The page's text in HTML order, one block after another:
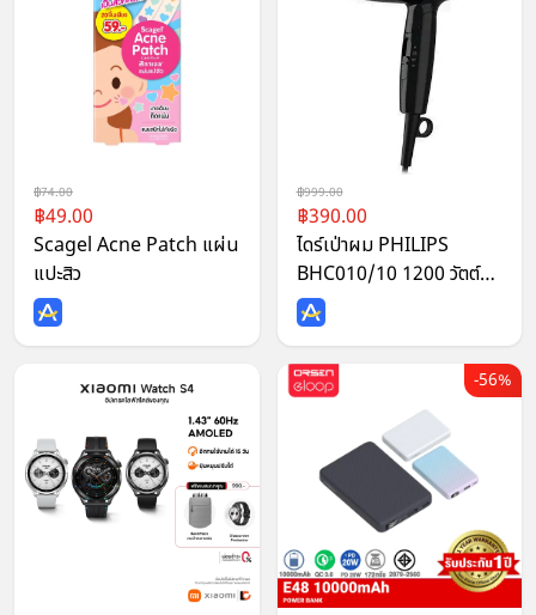
74.00
49.00
Scagel Acne Patch แผ่น
แปะสิว
999.00
390.00
ไดร์เป่าผม PHILIPS
BHC010/10 1200 วัตต์
สีดำ ปรับความร้อนได้
(ระดับ):2
56%